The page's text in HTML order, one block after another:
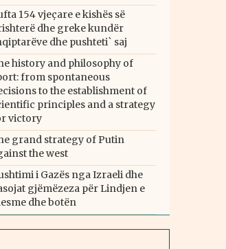
154 vjeçare e kishës së
dhe greke kundër
dhe pushteti` saj
history and philosophy of
from spontaneous
to the establishment of
principles and a strategy
victory
grand strategy of Putin
the west
i Gazës nga Izraeli dhe
gjëmëzeza për Lindjen e
dhe botën